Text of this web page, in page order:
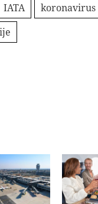
IATA koronavirus